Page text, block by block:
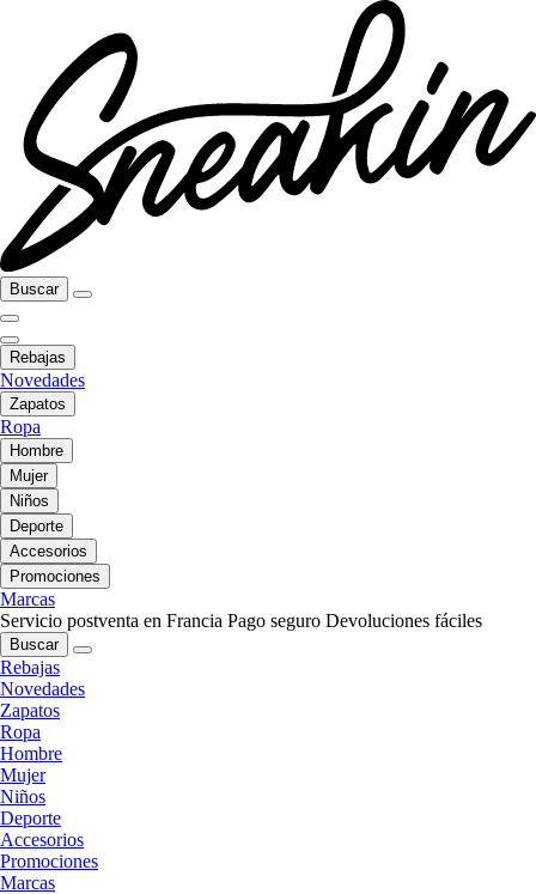
Buscar
Rebajas
Novedades
Zapatos
Ropa
Hombre
Mujer
Niños
Deporte
Accesorios
Promociones
Marcas
Servicio postventa en Francia Pago seguro Devoluciones fáciles
Buscar
Rebajas
Novedades
Zapatos
Ropa
Hombre
Mujer
Niños
Deporte
Accesorios
Promociones
Marcas